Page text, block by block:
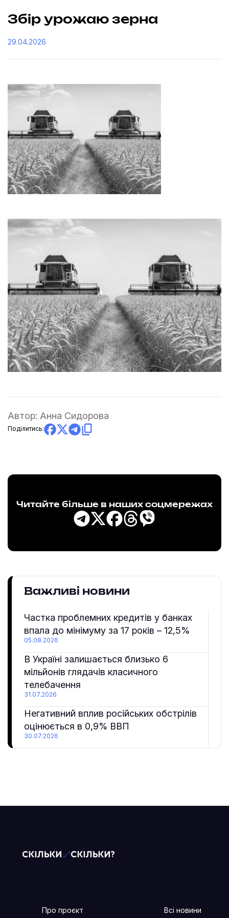
Збір урожаю зерна
29.04.2026
Автор: Анна Сидорова
Поділитись:
Читайте більше в наших соцмережах
Важливі новини
Частка проблемних кредитів у банках
впала до мінімуму за 17 років – 12,5%
05.08.2026
В Україні залишається близько 6
мільйонів глядачів класичного
телебачення
31.07.2026
Негативний вплив російських обстрілів
оцінюється в 0,9% ВВП
30.07.2026
Про проєкт
Всі новини